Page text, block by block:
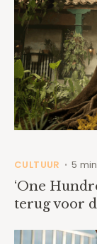
CULTUUR • 5 min
‘One
terug voor